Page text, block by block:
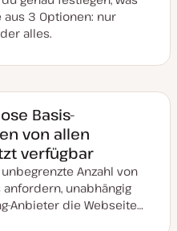
3 Optionen: nur
alles.
Basis-
von allen
verfügbar
Anzahl von
anfordern, unabhängig
Anbieter die Webseite…